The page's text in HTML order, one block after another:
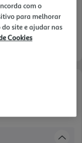
com o
para melhorar
site e ajudar nas
Cookies